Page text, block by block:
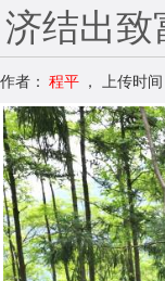
济结出致
作者： 程平 ， 上传时间